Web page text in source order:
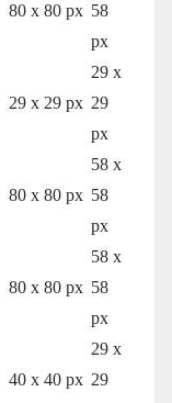
80 x 80 px 58
px
29 x 29 px
29 x
29
px
80 x 80 px
58 x
58
px
80 x 80 px
58 x
58
px
40 x 40 px
29 x
29